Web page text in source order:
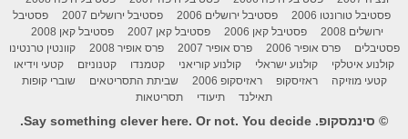
פסטיבל טורונטו 2006
פסטיבל ירושלים 2006 פסטיבל ירושלים 2007
פסטיבל
ירושלים 2008
פסטיבל קאן 2006 פסטיבל קאן 2007
פסטיבל קאן 2008
פסטיבלים
פרס אופיר 2006 פרס אופיר 2007 פרס אופיר 2008
קוונטין טרנטינו
קולנוע איטלקי
קולנוע ישראלי קולנוע קוריאני קטמנדו קטנוניזם
קטעי וידיאו
קטעי מוזיקה
ראזיסקופ ראזיסקופ 2006 שביתת התסריטאים
שוברי קופות
תאילנד
תיעודי תסריטאות
© סינמסקופ. Say something clever here. Or not. You decide.